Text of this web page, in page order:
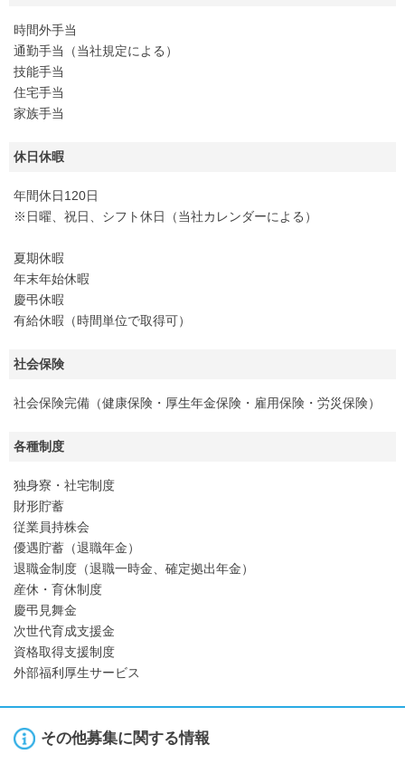
時間外手当
通勤手当（当社規定による）
技能手当
住宅手当
家族手当
休日休暇
年間休日120日
※日曜、祝日、シフト休日（当社カレンダーによる）
夏期休暇
年末年始休暇
慶弔休暇
有給休暇（時間単位で取得可）
社会保険
社会保険完備（健康保険・厚生年金保険・雇用保険・労災保険）
各種制度
独身寮・社宅制度
財形貯蓄
従業員持株会
優遇貯蓄（退職年金）
退職金制度（退職一時金、確定拠出年金）
産休・育休制度
慶弔見舞金
次世代育成支援金
資格取得支援制度
外部福利厚生サービス
その他募集に関する情報